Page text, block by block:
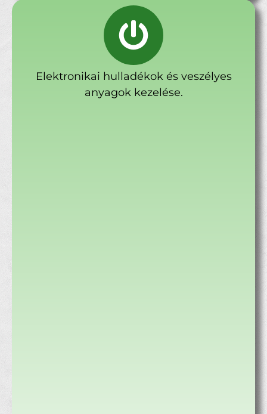
Elektronikai hulladékok és veszélyes
anyagok kezelése.